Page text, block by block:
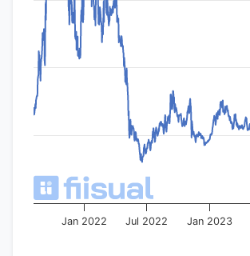
Jan 2022 Jul 2022 Jan 2023